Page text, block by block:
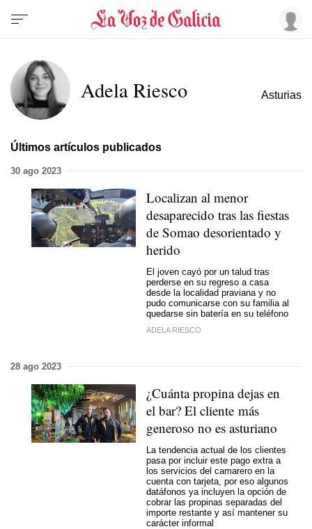
Adela Riesco Asturias
Últimos artículos publicados
30 ago 2023
Localizan al menor
desaparecido tras las fiestas
de Somao desorientado y
herido
El joven cayó por un talud tras
perderse en su regreso a casa
desde la localidad praviana y no
pudo comunicarse con su familia al
quedarse sin batería en su teléfono
ADELA RIESCO
28 ago 2023
¿Cuánta propina dejas en
el bar? El cliente más
generoso no es asturiano
La tendencia actual de los clientes
pasa por incluir este pago extra a
los servicios del camarero en la
cuenta con tarjeta, por eso algunos
datáfonos ya incluyen la opción de
cobrar las propinas separadas del
importe restante y así mantener su
carácter informal